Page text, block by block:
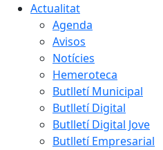
Actualitat
Agenda
Avisos
Notícies
Hemeroteca
Butlletí Municipal
Butlletí Digital
Butlletí Digital Jove
Butlletí Empresarial